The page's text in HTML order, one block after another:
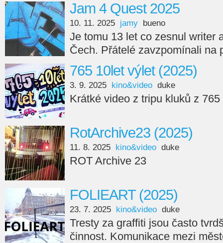
Jam 4 Quest 2025
10. 11. 2025 jamy bueno
Je tomu 13 let co zesnul writer
Čech. Přátelé zavzpomínali na
765 10let výlet (2025)
3. 9. 2025 kino&video duke
Krátké video z tripu kluků z
RotArchive23 (2025)
11. 8. 2025 kino&video duke
ROT Archive 23
FOLIEART (2025)
23. 7. 2025 kino&video duke
Tresty za graffiti jsou často
činnost. Komunikace mezi